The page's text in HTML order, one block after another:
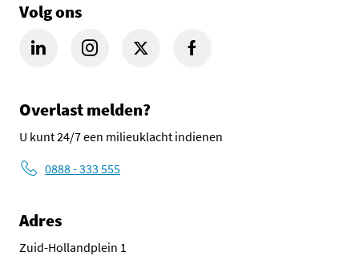
Volg ons
LinkedIn Omgevingsdienst Haaglanden (opent in een nieuw
Instagram Omgevingsdienst Haaglanden (opent in
X Omgevingsdienst Haaglanden (opent in
Facebook Omgevingsdienst
Overlast melden?
U kunt 24/7 een milieuklacht indienen
0888 - 333 555
Adres
Zuid-Hollandplein 1